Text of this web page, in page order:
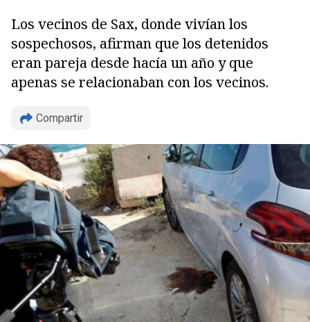
Los vecinos de Sax, donde vivían los
sospechosos, afirman que los detenidos
eran pareja desde hacía un año y que
apenas se relacionaban con los vecinos.
Compartir
Copiar